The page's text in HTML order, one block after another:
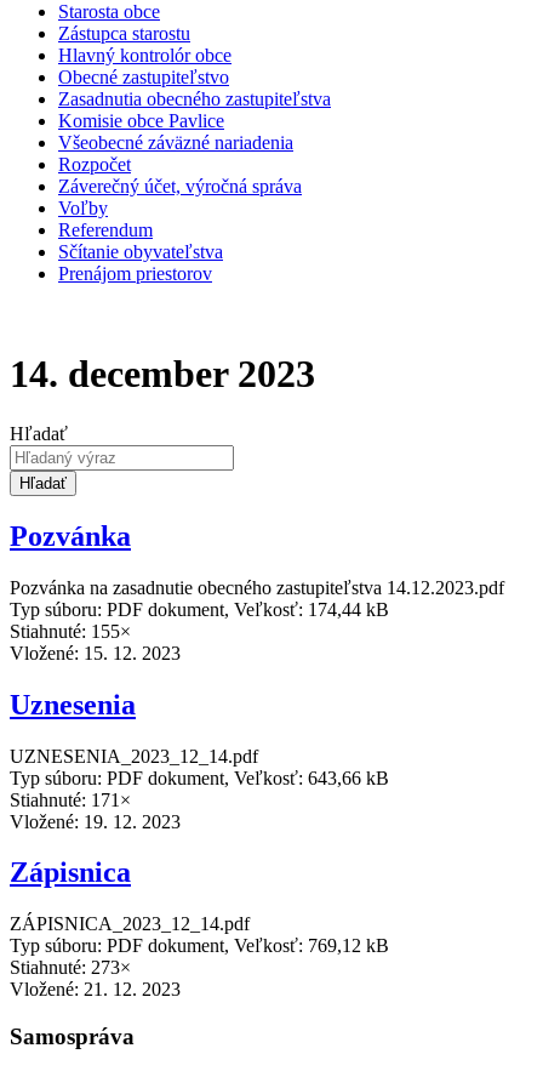
Starosta obce
Zástupca starostu
Hlavný kontrolór obce
Obecné zastupiteľstvo
Zasadnutia obecného zastupiteľstva
Komisie obce Pavlice
Všeobecné záväzné nariadenia
Rozpočet
Záverečný účet, výročná správa
Voľby
Referendum
Sčítanie obyvateľstva
Prenájom priestorov
14. december 2023
Hľadať
Hľadať
Pozvánka
Pozvánka na zasadnutie obecného zastupiteľstva 14.12.2023.pdf
Typ súboru: PDF dokument, Veľkosť: 174,44 kB
Stiahnuté: 155×
Vložené: 15. 12. 2023
Uznesenia
UZNESENIA_2023_12_14.pdf
Typ súboru: PDF dokument, Veľkosť: 643,66 kB
Stiahnuté: 171×
Vložené: 19. 12. 2023
Zápisnica
ZÁPISNICA_2023_12_14.pdf
Typ súboru: PDF dokument, Veľkosť: 769,12 kB
Stiahnuté: 273×
Vložené: 21. 12. 2023
Samospráva